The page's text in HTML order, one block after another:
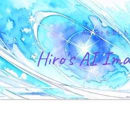
AIアートを楽しも
Hiro's AI